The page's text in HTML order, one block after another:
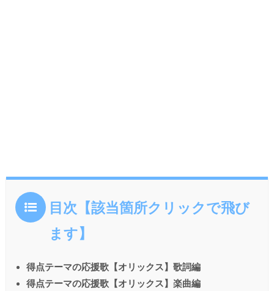
目次【該当箇所クリックで飛び
ます】
得点テーマの応援歌【オリックス】歌詞編
得点テーマの応援歌【オリックス】楽曲編